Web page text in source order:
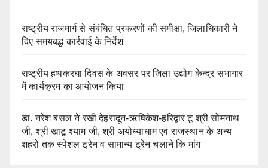
राष्ट्रीय राजमार्ग से संबंधित प्रकरणों की समीक्षा, जिलाधिकारी ने
दिए समयबद्ध कार्रवाई के निर्देश
राष्ट्रीय हथकरघा दिवस के अवसर पर जिला उद्योग केन्द्र सभागार
में कार्यक्रम का आयोजन किया
डा. नरेश बंसल ने रखी देहरादून-ऋषिकेश-हरिद्वार टू श्री सोमनाथ
जी, श्री खाटू श्याम जी, श्री अयोध्याधाम एवं राजस्थान के अन्य
शहरो तक स्पेशल ट्रेन व सामान्य ट्रेन चलाने कि मांग